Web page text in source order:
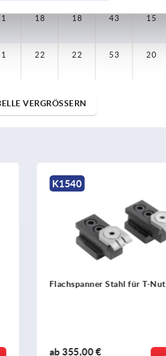
18 18 43 15
22 22 53 20
VERGRÖSSERN
K1229
Tiefspannbacken
ab119,94 €